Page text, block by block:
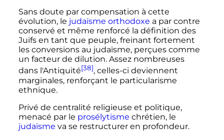
Sans doute par compensation à cette
évolution, le judaïsme orthodoxe a par contre
conservé et même renforcé la définition des
Juifs en tant que peuple, freinant fortement
les conversions au judaïsme, perçues comme
un facteur de dilution. Assez nombreuses
dans l'Antiquité[38], celles-ci deviennent
marginales, renforçant le particularisme
ethnique.
Privé de centralité religieuse et politique,
menacé par le prosélytisme chrétien, le
judaïsme va se restructurer en profondeur.